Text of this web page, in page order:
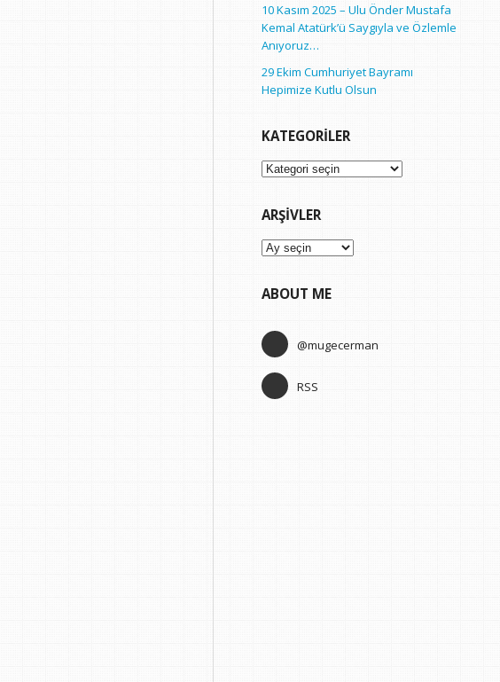
10 Kasım 2025 – Ulu Önder Mustafa
Kemal Atatürk’ü Saygıyla ve Özlemle
Anıyoruz…
29 Ekim Cumhuriyet Bayramı
Hepimize Kutlu Olsun
KATEGORILER
Kategoriler
ARŞIVLER
Arşivler
ABOUT ME
@mugecerman
RSS